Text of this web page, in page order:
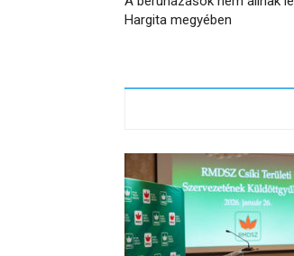
Hargita megyében